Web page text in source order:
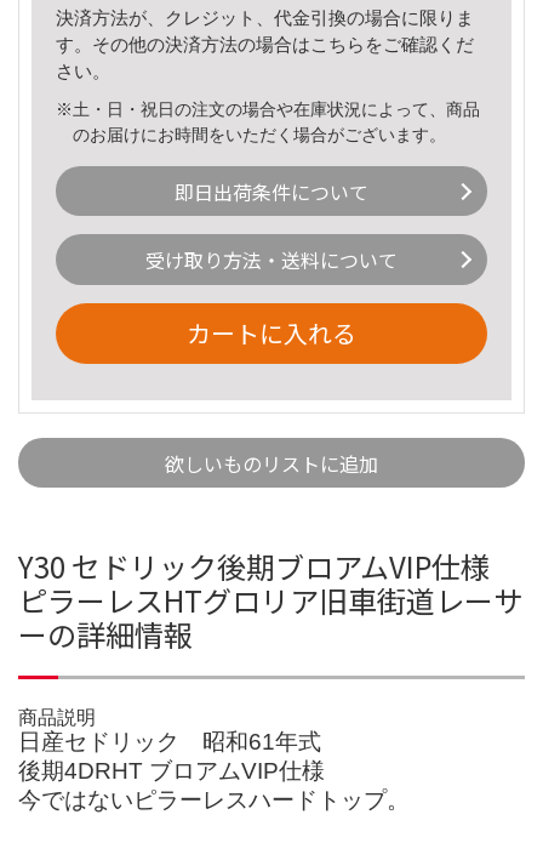
決済方法が、クレジット、代金引換の場合に限りま
す。その他の決済方法の場合はこちら をご確認くだ
さい。
※土・日・祝日の注文の場合や在庫状況によって、商品
のお届けにお時間をいただく場合がございます。
即日出荷条件について
受け取り方法・送料について
カートに入れる
欲しいものリストに追加
Y30 セドリック後期ブロアムVIP仕様
ピラーレスHTグロリア旧車街道レーサ
ーの詳細情報
商品説明
日産セドリック 昭和61年式
後期4DRHT ブロアムVIP仕様
今ではないピラーレスハードトップ。